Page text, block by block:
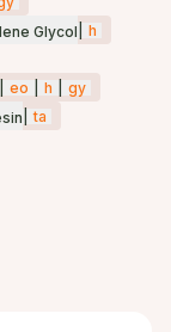
Glycol
h
eo h
gy
ta